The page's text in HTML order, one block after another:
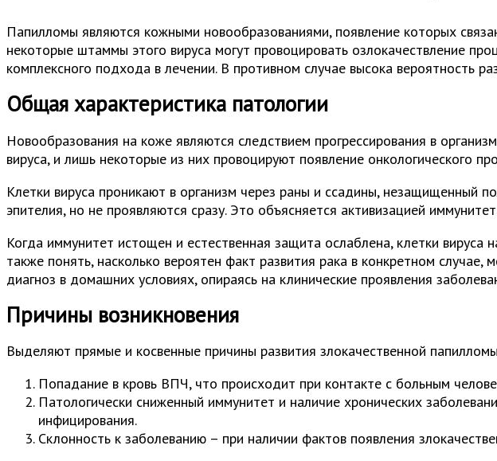
Папилломы являются кожными новообразованиями, появление которых
некоторые штаммы этого вируса могут провоцировать озлокачествление
комплексного подхода в лечении. В противном случае высока вероятность
Общая характеристика патологии
Новообразования на коже являются следствием прогрессирования в
вируса, и лишь некоторые из них провоцируют появление онкологического
Клетки вируса проникают в организм через раны и ссадины, незащищенный
эпителия, но не проявляются сразу. Это объясняется активизацией
Когда иммунитет истощен и естественная защита ослаблена, клетки
также понять, насколько вероятен факт развития рака в конкретном
диагноз в домашних условиях, опираясь на клинические проявления
Причины возникновения
Выделяют прямые и косвенные причины развития злокачественной
Попадание в кровь ВПЧ, что происходит при контакте с больным
Патологически сниженный иммунитет и наличие хронических
инфицирования.
Склонность к заболеванию – при наличии фактов появления